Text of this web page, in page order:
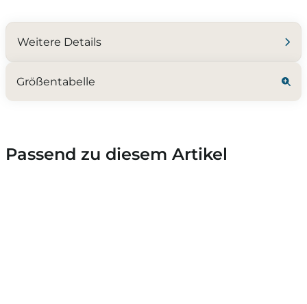
Weitere Details
Größentabelle
Passend zu diesem Artikel